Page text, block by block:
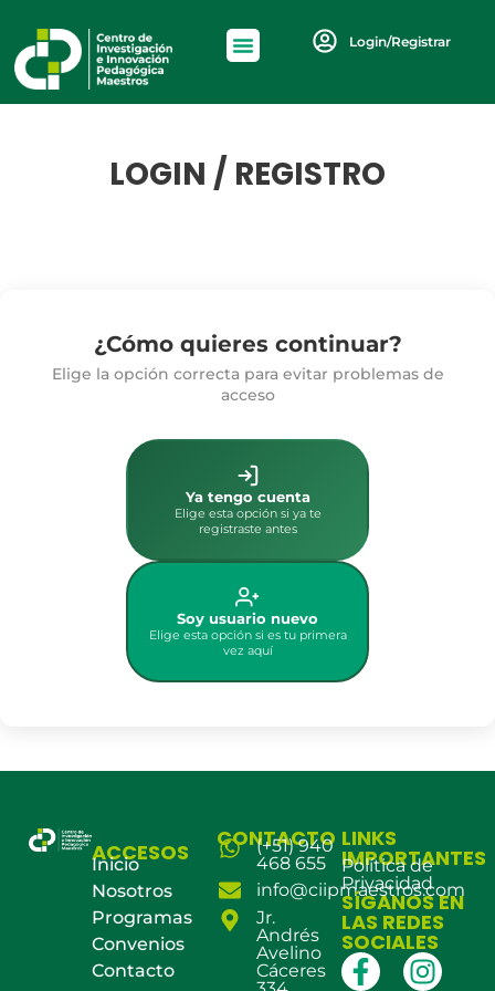
Login/Registrar
LOGIN / REGISTRO
¿Cómo quieres continuar?
Elige la opción correcta para evitar problemas de
acceso
Ya tengo cuenta
Elige esta opción si ya te
registraste antes
Soy usuario nuevo
Elige esta opción si es tu primera
vez aquí
ACCESOS
Inicio
Nosotros
Programas
Convenios
Contacto
CONTACTO
(+51) 940
468 655
info@ciipmaestros.com
Jr.
Andrés
Avelino
Cáceres
LINKS
IMPORTANTES
Política de
Privacidad
SÍGANOS EN
LAS REDES
SOCIALES